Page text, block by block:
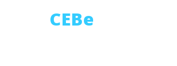
CEBe